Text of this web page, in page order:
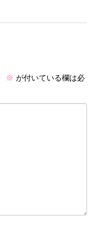
※ が付いている欄は必